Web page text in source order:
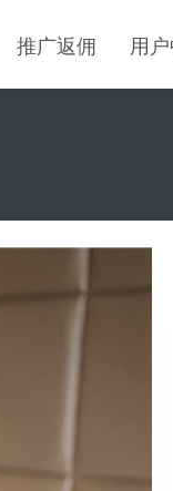
推广返佣 用